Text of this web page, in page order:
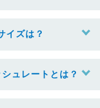
イズは？
ュレートとは？